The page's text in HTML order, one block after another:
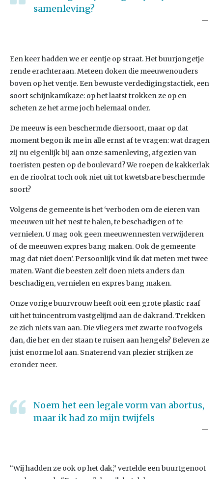
samenleving?
Een keer hadden we er eentje op straat. Het buurjongetje
rende erachteraan. Meteen doken die meeuwenouders
boven op het ventje. Een bewuste verdedigingstactiek, een
soort schijnkamikaze: op het laatst trokken ze op en
scheten ze het arme joch helemaal onder.
De meeuw is een beschermde diersoort, maar op dat
moment begon ik me in alle ernst af te vragen: wat dragen
zij nu eigenlijk bij aan onze samenleving, afgezien van
toeristen pesten op de boulevard? We roepen de kakkerlak
en de rioolrat toch ook niet uit tot kwetsbare beschermde
soort?
Volgens de gemeente is het ‘verboden om de eieren van
meeuwen uit het nest te halen, te beschadigen of te
vernielen. U mag ook geen meeuwennesten verwijderen
of de meeuwen expres bang maken. Ook de gemeente
mag dat niet doen’. Persoonlijk vind ik dat meten met twee
maten. Want die beesten zelf doen niets anders dan
beschadigen, vernielen en expres bang maken.
Onze vorige buurvrouw heeft ooit een grote plastic raaf
uit het tuincentrum vastgelijmd aan de dakrand. Trekken
ze zich niets van aan. Die vliegers met zwarte roofvogels
dan, die her en der staan te ruisen aan hengels? Beleven ze
juist enorme lol aan. Snaterend van plezier strijken ze
eronder neer.
Noem het een legale vorm van abortus,
maar ik had zo mijn twijfels
“Wij hadden ze ook op het dak,” vertelde een buurtgenoot